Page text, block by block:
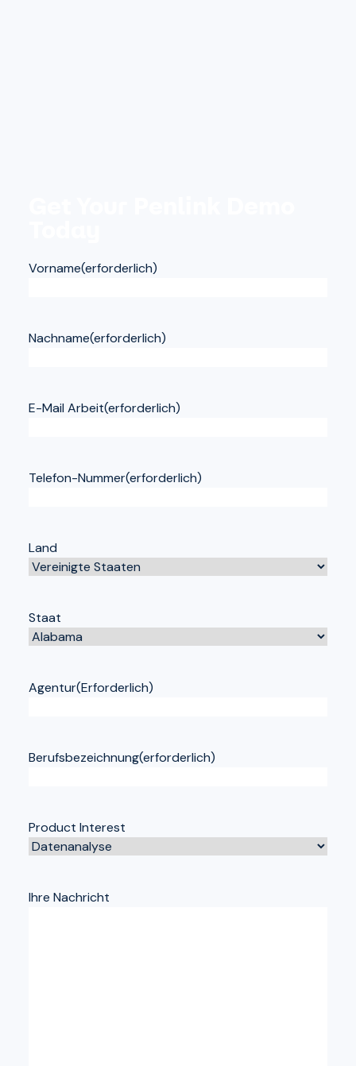
Vorname(erforderlich)
Nachname(erforderlich)
E-Mail Arbeit(erforderlich)
Telefon-Nummer(erforderlich)
Land
Staat
Agentur(Erforderlich)
Berufsbezeichnung(erforderlich)
Product Interest
Ihre Nachricht